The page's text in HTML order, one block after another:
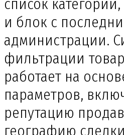
список
и блок с
администрации.
фильтрации
работает на
параметров,
репутацию
географию